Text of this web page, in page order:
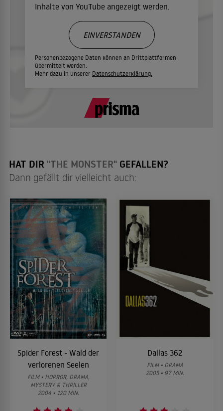
Inhalte von YouTube angezeigt werden.
Personenbezogene Daten können an Drittplattformen
übermittelt werden.
Mehr dazu in unserer Datenschutzerklärung.
EINVERSTANDEN
HAT DIR "THE MONSTER" GEFALLEN?
Dann gefällt dir vielleicht auch:
Spider Forest - Wald der
verlorenen Seelen
FILM • HORROR, DRAMA,
MYSTERY & THRILLER
2004 • 120 MIN.
Dallas 362
FILM • DRAMA
2005 • 97 MIN.